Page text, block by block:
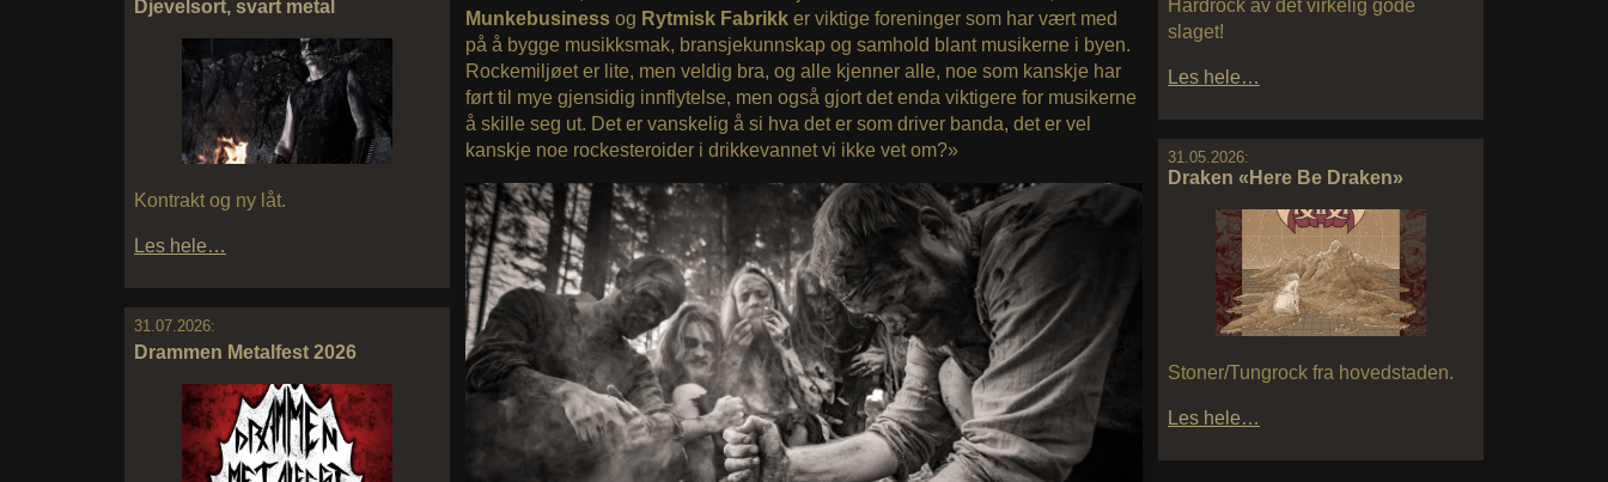
Djevelsort, svart metal
Kontrakt og ny låt.
Les hele…
31.07.2026:
Drammen Metalfest 2026
Hardrock av det virkelig gode
slaget!
Les hele…
31.05.2026:
Draken «Here Be Draken»
Stoner/Tungrock fra hovedstaden.
Les hele…
Munkebusiness og Rytmisk Fabrikker viktige foreninger som har vært med
på å bygge musikksmak, bransjekunnskap og samhold blant musikerne i byen.
Rockemiljøet er lite, men veldig bra, og alle kjenner alle, noe som kanskje har
ført til mye gjensidig innflytelse, men også gjort det enda viktigere for musikerne
å skille seg ut. Det er vanskelig å si hva det er som driver banda, det er vel
kanskje noe rockesteroider i drikkevannet vi ikke vet om?»